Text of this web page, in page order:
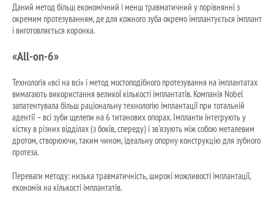
Даний метод більш економічний і менш травматичний у порівнянні з
окремим протезуванням, де для кожного зуба окремо імплантується імплант
і виготовляється коронка.
«All-on-6»
Технологія «всі на всі» і метод мостоподібного протезування на імплантатах
вимагають використання великої кількості імплантатів. Компанія Nobel
запатентувала більш раціональну технологію імплантації при тотальній
адентії – всі зуби щелепи на 6 титанових опорах. Імпланти інтегрують у
кістку в різних відділах (з боків, спереду) і зв’язують між собою металевим
дротом, створюючи, таким чином, ідеальну опорну конструкцію для зубного
протеза.
Переваги методу: низька травматичність, широкі можливості імплантації,
економія на кількості імплантатів.